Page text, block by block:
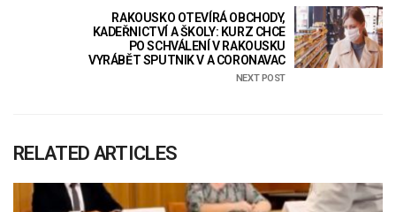
RAKOUSKO OTEVÍRÁ OBCHODY,
KADEŘNICTVÍ A ŠKOLY: KURZ CHCE
PO SCHVÁLENÍ V RAKOUSKU
VYRÁBĚT SPUTNIK V A CORONAVAC
NEXT POST
RELATED ARTICLES